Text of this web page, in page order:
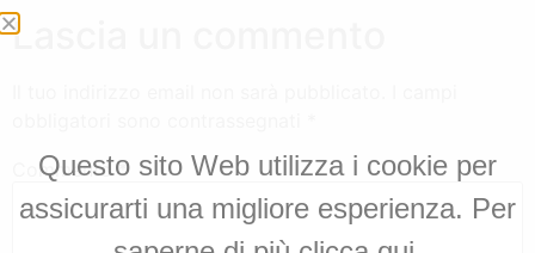
Lascia un commento
Commento*
Questo sito Web utilizza i cookie per
assicurarti una migliore esperienza. Per